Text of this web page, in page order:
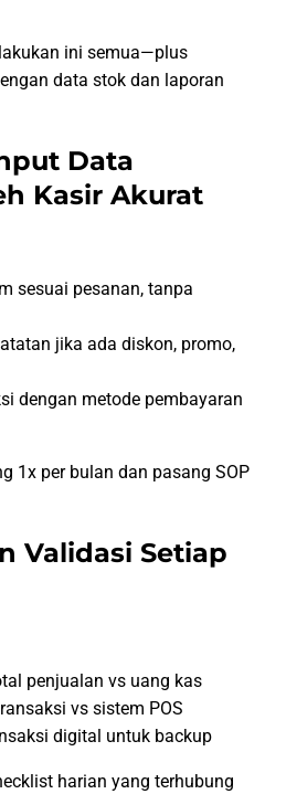
ini semua—plus
data stok dan laporan
Data
Kasir Akurat
sesuai pesanan, tanpa
jika ada diskon, promo,
dengan metode pembayaran
1x per bulan dan pasang SOP
Validasi Setiap
penjualan vs uang kas
vs sistem POS
digital untuk backup
harian yang terhubung